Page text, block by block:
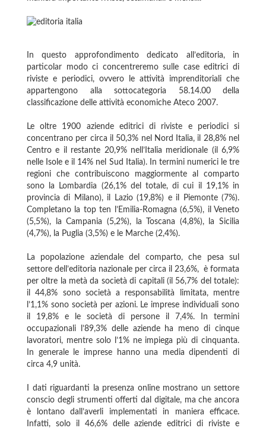
In questo approfondimento dedicato all’editoria, in
particolar modo ci concentreremo sulle case editrici di
riviste e periodici, ovvero le attività imprenditoriali che
appartengono alla sottocategoria 58.14.00 della
classificazione delle attività economiche Ateco 2007.
Le oltre 1900 aziende editrici di riviste e periodici si
concentrano per circa il 50,3% nel Nord Italia, il 28,8% nel
Centro e il restante 20,9% nell’Italia meridionale (il 6,9%
nelle Isole e il 14% nel Sud Italia). In termini numerici le tre
regioni che contribuiscono maggiormente al comparto
sono la Lombardia (26,1% del totale, di cui il 19,1% in
provincia di Milano), il Lazio (19,8%) e il Piemonte (7%).
Completano la top ten l’Emilia-Romagna (6,5%), il Veneto
(5,5%), la Campania (5,2%), la Toscana (4,8%), la Sicilia
(4,7%), la Puglia (3,5%) e le Marche (2,4%).
La popolazione aziendale del comparto, che pesa sul
settore dell’editoria nazionale per circa il 23,6%, è formata
per oltre la metà da società di capitali (il 56,7% del totale):
il 44,8% sono società a responsabilità limitata, mentre
l’1,1% sono società per azioni. Le imprese individuali sono
il 19,8% e le società di persone il 7,4%. In termini
occupazionali l’89,3% delle aziende ha meno di cinque
lavoratori, mentre solo l’1% ne impiega più di cinquanta.
In generale le imprese hanno una media dipendenti di
circa 4,9 unità.
I dati riguardanti la presenza online mostrano un settore
conscio degli strumenti offerti dal digitale, ma che ancora
è lontano dall’averli implementati in maniera efficace.
Infatti, solo il 46,6% delle aziende editrici di riviste e